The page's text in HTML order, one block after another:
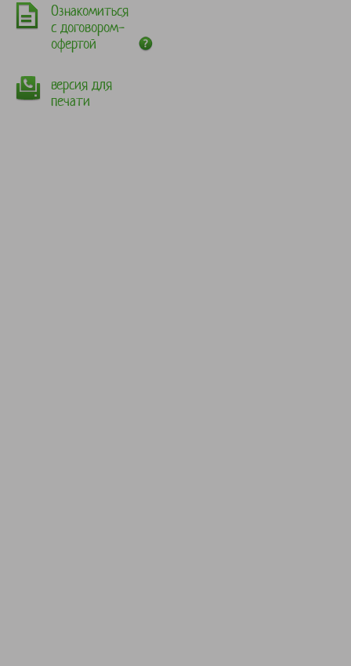
Ознакомиться
с договором-
офертой
версия для
печати